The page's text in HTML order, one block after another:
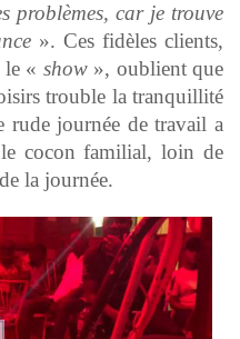
problèmes, car je trouve
». Ces fidèles clients,
le « show», oublient que
trouble la tranquillité
rude journée de travail a
cocon familial, loin de
la journée.